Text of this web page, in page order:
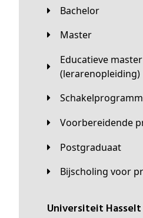
Bachelor
Master
Educatieve master
(lerarenopleiding)
Voorbereidende
Postgraduaat
Bijscholing voor
universiteit Hasselt